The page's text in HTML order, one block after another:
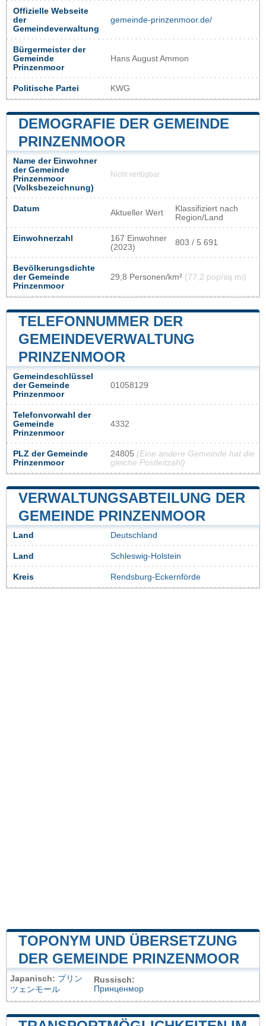
Offizielle Webseite
der
Gemeindeverwaltung
gemeinde-prinzenmoor.de/
Bürgermeister der
Gemeinde
Prinzenmoor
Hans August Ammon
Politische Partei KWG
DEMOGRAFIE DER GEMEINDE
PRINZENMOOR
Name der Einwohner
der Gemeinde
Prinzenmoor
(Volksbezeichnung)
Nicht verfügbar
Datum Aktueller Wert
Klassifiziert nach
Region/Land
Einwohnerzahl
167 Einwohner
(2023)
803 / 5 691
Bevölkerungsdichte
der Gemeinde
Prinzenmoor
29,8 Personen/km² (77,2 pop/sq mi)
TELEFONNUMMER DER
GEMEINDEVERWALTUNG
PRINZENMOOR
Gemeindeschlüssel
der Gemeinde
Prinzenmoor
01058129
Telefonvorwahl der
Gemeinde
Prinzenmoor
4332
PLZ der Gemeinde
Prinzenmoor
24805 (Eine andere Gemeinde hat die
gleiche Postleitzahl)
VERWALTUNGSABTEILUNG DER
GEMEINDE PRINZENMOOR
Land Deutschland
Land Schleswig-Holstein
Kreis Rendsburg-Eckernförde
TOPONYM UND ÜBERSETZUNG
DER GEMEINDE PRINZENMOOR
Japanisch: プリン
ツェンモール
Russisch:
Принценмор